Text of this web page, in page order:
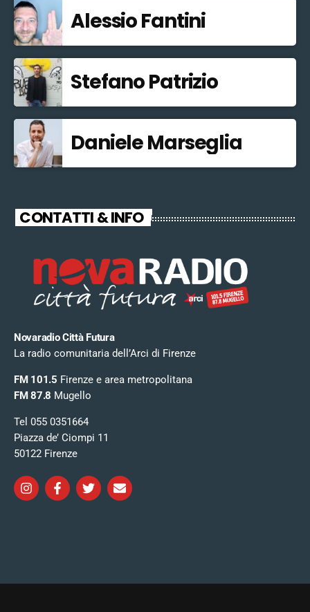
Alessio Fantini
Stefano Patrizio
Daniele Marseglia
CONTATTI & INFO
Novaradio Città Futura
La radio comunitaria dell’Arci di Firenze
FM 101.5 Firenze e area metropolitana
FM 87.8 Mugello
Tel 055 0351664
Piazza de’ Ciompi 11
50122 Firenze